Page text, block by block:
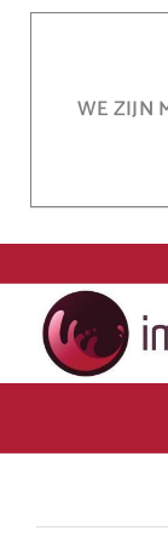
WE ZIJN